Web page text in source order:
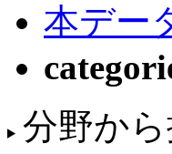
本デー
分野か